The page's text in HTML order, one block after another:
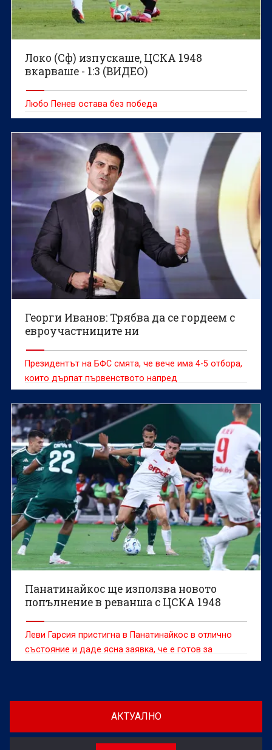
Локо (Сф) изпускаше, ЦСКА 1948
вкарваше - 1:3 (ВИДЕО)
Любо Пенев остава без победа
Георги Иванов: Трябва да се гордеем с
евроучастниците ни
Президентът на БФС смята, че вече има 4-5 отбора,
които дърпат първенството напред
Панатинайкос ще използва новото
попълнение в реванша с ЦСКА 1948
Леви Гарсия пристигна в Панатинайкос в отлично
състояние и даде ясна заявка, че е готов за
решителния реванш срещу ЦСКА 1948 в София
АКТУАЛНО